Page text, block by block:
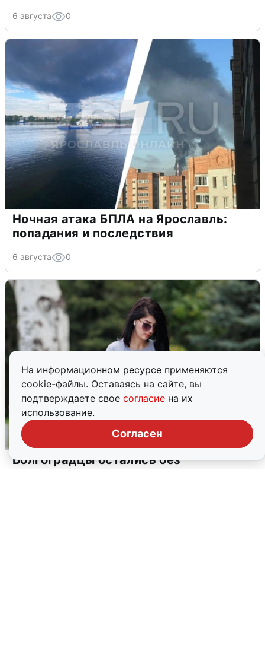
На информационном ресурсе применяются
cookie-файлы. Оставаясь на сайте, вы
подтверждаете свое согласие на их
использование.
Согласен
6 августа 0
Ночная атака БПЛА на Ярославль:
попадания и последствия
6 августа 0
Волгоградцы остались без